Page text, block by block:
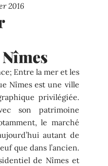
2016
Entre la mer et les
Nîmes est une ville
privilégiée.
son patrimoine
le marché
autant de
que dans l’ancien.
de Nîmes et